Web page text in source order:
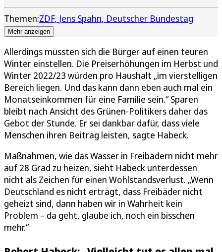
Themen:ZDF Jens Spahn Deutscher Bundestag
Mehr anzeigen
Allerdings müssten sich die Bürger auf einen teuren
Winter einstellen. Die Preiserhöhungen im Herbst und
Winter 2022/23 würden pro Haushalt „im vierstelligen
Bereich liegen. Und das kann dann eben auch mal ein
Monatseinkommen für eine Familie sein.“ Sparen
bleibt nach Ansicht des Grünen-Politikers daher das
Gebot der Stunde. Er sei dankbar dafür, dass viele
Menschen ihren Beitrag leisten, sagte Habeck.
Maßnahmen, wie das Wasser in Freibädern nicht mehr
auf 28 Grad zu heizen, sieht Habeck unterdessen
nicht als Zeichen für einen Wohlstandsverlust. „Wenn
Deutschland es nicht erträgt, dass Freibäder nicht
geheizt sind, dann haben wir in Wahrheit kein
Problem – da geht, glaube ich, noch ein bisschen
mehr.“